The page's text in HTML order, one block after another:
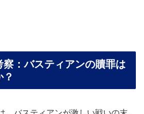
察：バスティアンの贖罪は
？